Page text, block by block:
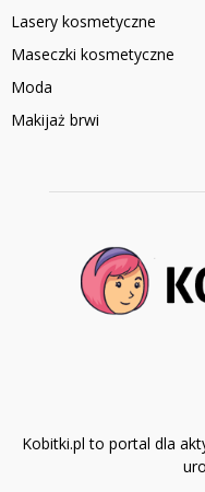
Lasery kosmetyczne
Maseczki kosmetyczne
Moda
Makijaż brwi
Kobitki.pl to portal dla